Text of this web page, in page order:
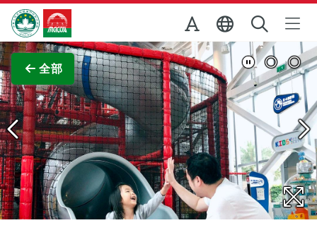
跳至主内容
澳门特别行政区政府旅游局
全部
查看原图